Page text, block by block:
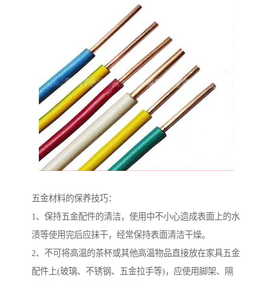
五金材料的保养技巧：
1、保持五金配件的清洁，使用中不小心造成表面上的水
渍等使用完后应抹干，经常保持表面清洁干燥。
2、不可将高温的茶杯或其他高温物品直接放在家具五金
配件上(玻璃、不锈钢、五金拉手等)，应使用脚架、隔